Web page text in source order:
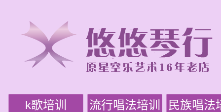
k歌培训 流行唱法培训 民族唱法